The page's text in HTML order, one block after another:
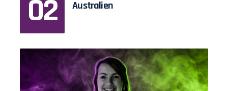
Australien